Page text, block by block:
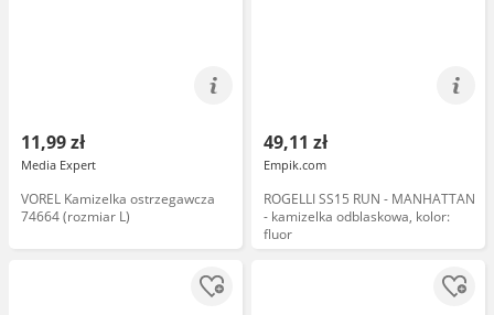
11,99 zł
Media Expert
VOREL Kamizelka ostrzegawcza
74664 (rozmiar L)
49,11 zł
Empik.com
ROGELLI SS15 RUN - MANHATTAN
- kamizelka odblaskowa, kolor:
fluor